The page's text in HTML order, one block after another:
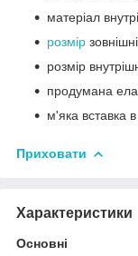
матеріал
розмір
розмір
продумана
м'яка вставка в
Приховати
Характеристики
Основні